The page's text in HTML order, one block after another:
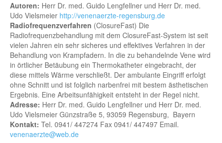
Autoren: Herr Dr. med. Guido Lengfellner und Herr Dr. med.
Udo Vielsmeier http://venenaerzte-regensburg.de
Radiofrequenzverfahren (ClosureFast) Die
Radiofrequenzbehandlung mit dem ClosureFast-System ist seit
vielen Jahren ein sehr sicheres und effektives Verfahren in der
Behandlung von Krampfadern. In die zu behandelnde Vene wird
in örtlicher Betäubung ein Thermokatheter eingebracht, der
diese mittels Wärme verschließt. Der ambulante Eingriff erfolgt
ohne Schnitt und ist folglich narbenfrei mit bestem ästhetischen
Ergebnis. Eine Arbeitsunfähigkeit entsteht in der Regel nicht.
Adresse: Herr Dr. med. Guido Lengfellner und Herr Dr. med.
Udo Vielsmeier Günzstraße 5, 93059 Regensburg, Bayern
Kontakt: Tel. 0941/ 447274 Fax 0941/ 447497 Email.
venenaerzte@web.de